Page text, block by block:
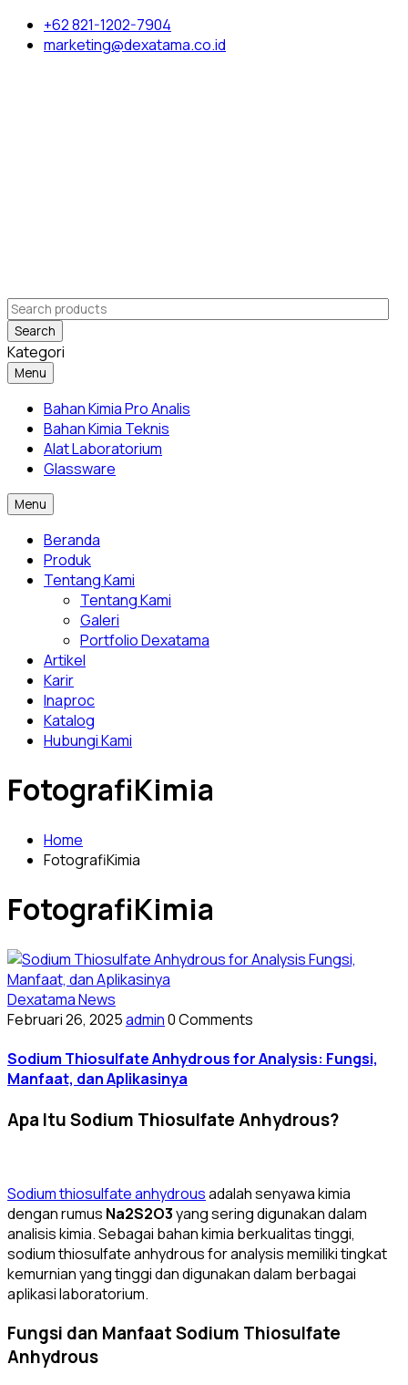
+62 821-1202-7904
marketing@dexatama.co.id
Search
Kategori
Menu
Bahan Kimia Pro Analis
Bahan Kimia Teknis
Alat Laboratorium
Glassware
Menu
Beranda
Produk
Tentang Kami
Tentang Kami
Galeri
Portfolio Dexatama
Artikel
Karir
Inaproc
Katalog
Hubungi Kami
FotografiKimia
Home
FotografiKimia
FotografiKimia
Dexatama News
Februari 26, 2025admin0 Comments
Sodium Thiosulfate Anhydrous for Analysis: Fungsi,
Manfaat, dan Aplikasinya
Apa Itu Sodium Thiosulfate Anhydrous?
Sodium thiosulfate anhydrousadalah senyawa kimia
dengan rumus Na2S2O3yang sering digunakan dalam
analisis kimia. Sebagai bahan kimia berkualitas tinggi,
sodium thiosulfate anhydrous for analysis memiliki tingkat
kemurnian yang tinggi dan digunakan dalam berbagai
aplikasi laboratorium.
Fungsi dan Manfaat Sodium Thiosulfate
Anhydrous